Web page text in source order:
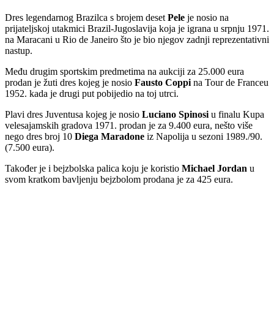
Dres legendarnog Brazilca s brojem deset Pele je nosio na
prijateljskoj utakmici Brazil-Jugoslavija koja je igrana u srpnju 1971.
na Maracani u Rio de Janeiro što je bio njegov zadnji reprezentativni
nastup.
Među drugim sportskim predmetima na aukciji za 25.000 eura
prodan je žuti dres kojeg je nosio Fausto Coppi na Tour de Franceu
1952. kada je drugi put pobijedio na toj utrci.
Plavi dres Juventusa kojeg je nosio Luciano Spinosi u finalu Kupa
velesajamskih gradova 1971. prodan je za 9.400 eura, nešto više
nego dres broj 10 Diega Maradone iz Napolija u sezoni 1989./90.
(7.500 eura).
Također je i bejzbolska palica koju je koristio Michael Jordan u
svom kratkom bavljenju bejzbolom prodana je za 425 eura.